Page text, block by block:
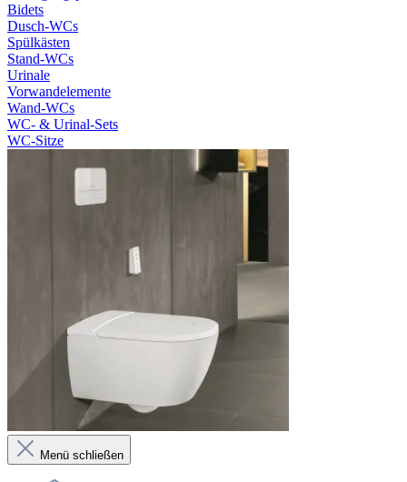
Bidets
Dusch-WCs
Spülkästen
Stand-WCs
Urinale
Vorwandelemente
Wand-WCs
WC- & Urinal-Sets
WC-Sitze
Menü schließen